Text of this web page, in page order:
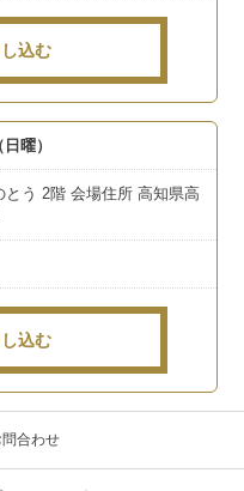
込む
曜）
とう 2階 会場住所 高知県高
込む
問合わせ